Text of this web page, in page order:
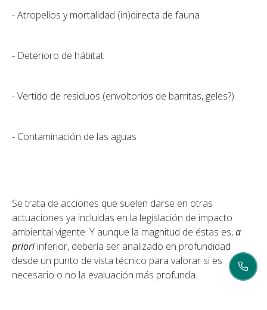
- Atropellos y mortalidad (in)directa de fauna
- Deterioro de hábitat
- Vertido de residuos (envoltorios de barritas, geles?)
- Contaminación de las aguas
Se trata de acciones que suelen darse en otras
actuaciones ya incluidas en la legislación de impacto
ambiental vigente. Y aunque la magnitud de éstas es,a
prioriinferior, debería ser analizado en profundidad
desde un punto de vista técnico para valorar si es
necesario o no la evaluación más profunda.